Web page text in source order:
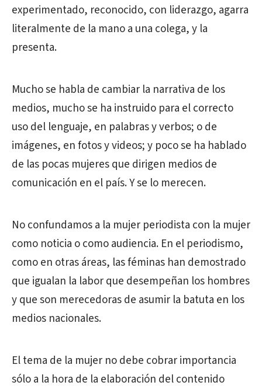
experimentado, reconocido, con liderazgo, agarra
literalmente de la mano a una colega, y la
presenta.
Mucho se habla de cambiar la narrativa de los
medios, mucho se ha instruido para el correcto
uso del lenguaje, en palabras y verbos; o de
imágenes, en fotos y videos; y poco se ha hablado
de las pocas mujeres que dirigen medios de
comunicación en el país. Y se lo merecen.
No confundamos a la mujer periodista con la mujer
como noticia o como audiencia. En el periodismo,
como en otras áreas, las féminas han demostrado
que igualan la labor que desempeñan los hombres
y que son merecedoras de asumir la batuta en los
medios nacionales.
El tema de la mujer no debe cobrar importancia
sólo a la hora de la elaboración del contenido